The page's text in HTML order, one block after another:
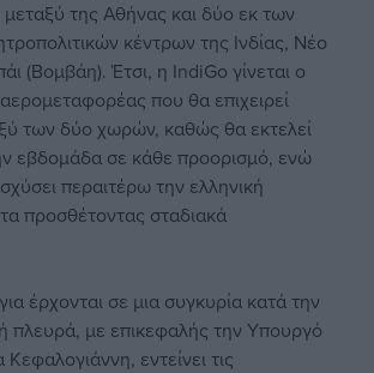
μεταξύ της Αθήνας και δύο εκ των
κέντρων της Ινδίας, Νέο
(Βομβάη). Έτσι, η IndiGo γίνεται ο
που θα επιχειρεί
των δύο χωρών, καθώς θα εκτελεί
εβδομάδα σε κάθε προορισμό, ενώ
περαιτέρω την ελληνική
προσθέτοντας σταδιακά
έρχονται σε μια συγκυρία κατά την
πλευρά, με επικεφαλής την Υπουργό
εντείνει τις